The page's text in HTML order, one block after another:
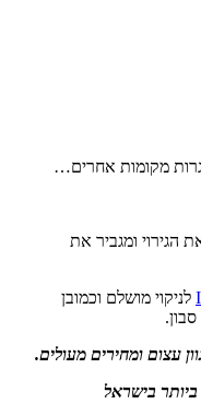
מקומות אחרים…
הגירוי ומגביר את
לניקוי מושלם וכמובן
עצום ומחירים מעולים.
ביותר בישראל